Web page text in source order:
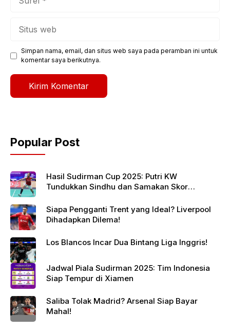
Simpan nama, email, dan situs web saya pada peramban ini untuk
komentar saya berikutnya.
Popular Post
Hasil Sudirman Cup 2025: Putri KW
Tundukkan Sindhu dan Samakan Skor
Siapa Pengganti Trent yang Ideal? Liverpool
Dihadapkan Dilema!
Los Blancos Incar Dua Bintang Liga Inggris!
Jadwal Piala Sudirman 2025: Tim Indonesia
Siap Tempur di Xiamen
Saliba Tolak Madrid? Arsenal Siap Bayar
Mahal!